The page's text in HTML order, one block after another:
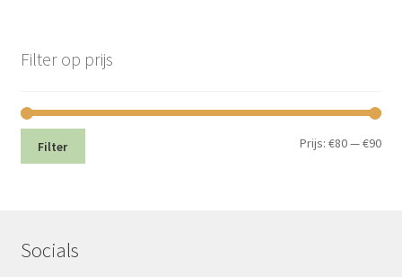
Filter op prijs
Min.
Filter Prijs:€80—€90
Socials